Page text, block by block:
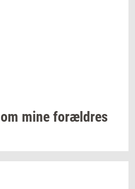
om mine for­æl­dres